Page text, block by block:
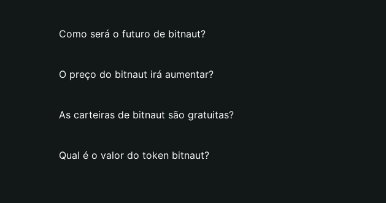
Como será o futuro de bitnaut?
O preço do bitnaut irá aumentar?
As carteiras de bitnaut são gratuitas?
Qual é o valor do token bitnaut?